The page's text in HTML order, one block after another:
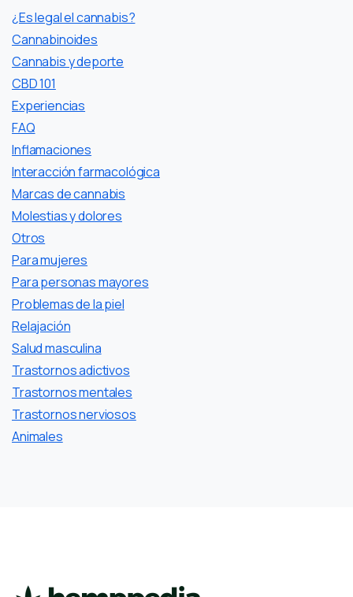
¿Es legal el cannabis?
Cannabinoides
Cannabis y deporte
CBD 101
Experiencias
FAQ
Inflamaciones
Interacción farmacológica
Marcas de cannabis
Molestias y dolores
Otros
Para mujeres
Para personas mayores
Problemas de la piel
Relajación
Salud masculina
Trastornos adictivos
Trastornos mentales
Trastornos nerviosos
Аnimales